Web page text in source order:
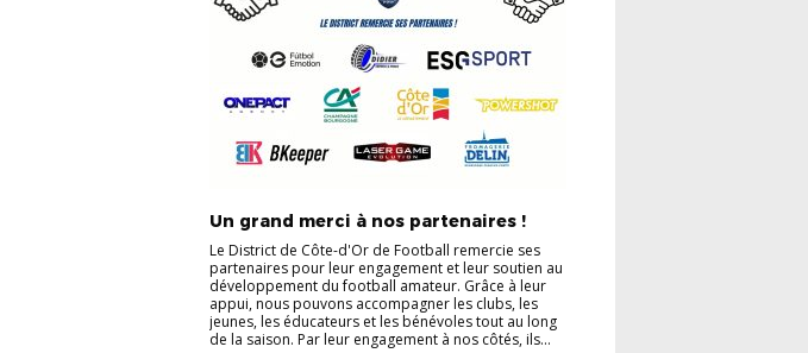
Un grand merci à nos partenaires !
Le District de Côte-d'Or de Football remercie ses
partenaires pour leur engagement et leur soutien au
développement du football amateur. Grâce à leur
appui, nous pouvons accompagner les clubs, les
jeunes, les éducateurs et les bénévoles tout au long
de la saison. Par leur engagement à nos côtés, ils...